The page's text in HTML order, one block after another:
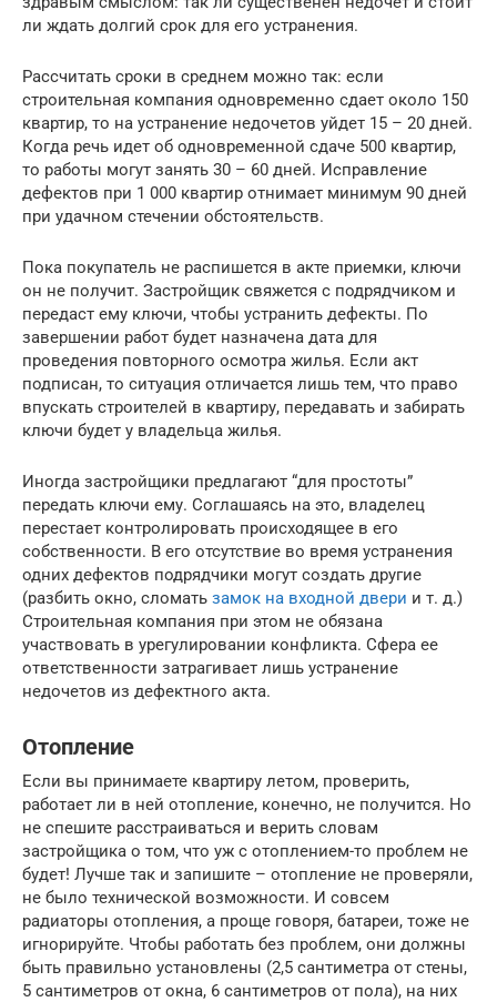
ли ждать долгий срок для его устранения.
Рассчитать сроки в среднем можно так: если
строительная компания одновременно сдает около 150
квартир, то на устранение недочетов уйдет 15 – 20 дней.
Когда речь идет об одновременной сдаче 500 квартир,
то работы могут занять 30 – 60 дней. Исправление
дефектов при 1 000 квартир отнимает минимум 90 дней
при удачном стечении обстоятельств.
Пока покупатель не распишется в акте приемки, ключи
он не получит. Застройщик свяжется с подрядчиком и
передаст ему ключи, чтобы устранить дефекты. По
завершении работ будет назначена дата для
проведения повторного осмотра жилья. Если акт
подписан, то ситуация отличается лишь тем, что право
впускать строителей в квартиру, передавать и забирать
ключи будет у владельца жилья.
Иногда застройщики предлагают “для простоты”
передать ключи ему. Соглашаясь на это, владелец
перестает контролировать происходящее в его
собственности. В его отсутствие во время устранения
одних дефектов подрядчики могут создать другие
(разбить окно, сломать замок на входной двери и т. д.)
Строительная компания при этом не обязана
участвовать в урегулировании конфликта. Сфера ее
ответственности затрагивает лишь устранение
недочетов из дефектного акта.
Отопление
Если вы принимаете квартиру летом, проверить,
работает ли в ней отопление, конечно, не получится. Но
не спешите расстраиваться и верить словам
застройщика о том, что уж с отоплением-то проблем не
будет! Лучше так и запишите – отопление не проверяли,
не было технической возможности. И совсем
радиаторы отопления, а проще говоря, батареи, тоже не
игнорируйте. Чтобы работать без проблем, они должны
быть правильно установлены (2,5 сантиметра от стены,
5 сантиметров от окна, 6 сантиметров от пола), на них